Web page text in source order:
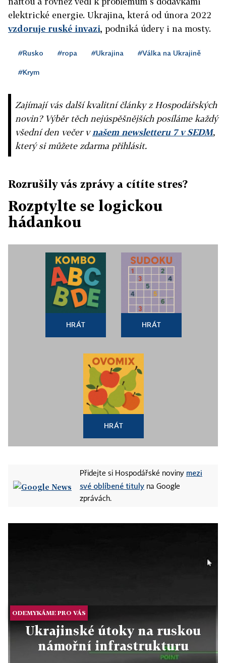
elektrické energie. Ukrajina, která od února 2022
vzdoruje ruské invazi, podniká údery i na mosty.
#Rusko #ropa #Ukrajina #Válka na Ukrajině
#Krym
Zajímají vás další kvalitní články z Hospodářských
novin? Výběr těch nejúspěšnějších posíláme každý
všední den večer vnašem newsletteru 7 v SEDM,
který si můžete zdarma přihlásit.
Rozrušily vás zprávy a cítíte stres?
Rozptylte se logickou
hádankou
HRÁT HRÁT
HRÁT
Přidejte si Hospodářské noviny mezi
své oblíbené tituly na Google
zprávách.
ODEMYKÁME PRO VÁS
Ukrajinské útoky na ruskou
námořní infrastrukturu